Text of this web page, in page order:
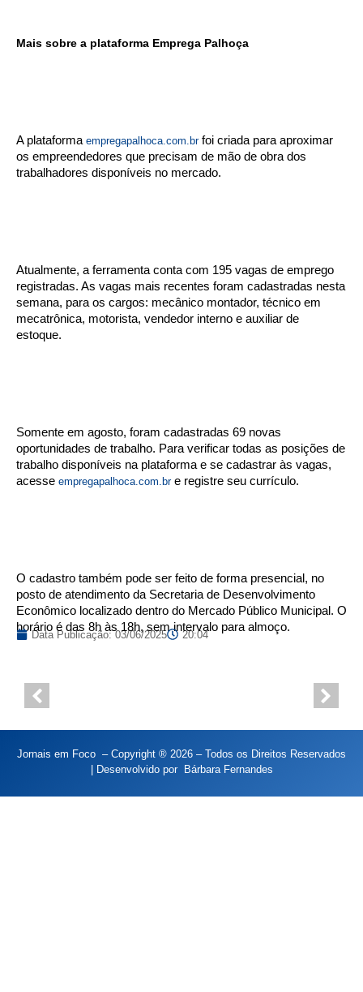
Mais sobre a plataforma Emprega Palhoça
A plataforma empregapalhoca.com.brfoi criada para aproximar
os empreendedores que precisam de mão de obra dos
trabalhadores disponíveis no mercado.
Atualmente, a ferramenta conta com 195 vagas de emprego
registradas. As vagas mais recentes foram cadastradas nesta
semana, para os cargos: mecânico montador, técnico em
mecatrônica, motorista, vendedor interno e auxiliar de
estoque.
Somente em agosto, foram cadastradas 69 novas
oportunidades de trabalho. Para verificar todas as posições de
trabalho disponíveis na plataforma e se cadastrar às vagas,
acesse empregapalhoca.com.bre registre seu currículo.
O cadastro também pode ser feito de forma presencial, no
posto de atendimento da Secretaria de Desenvolvimento
Econômico localizado dentro do Mercado Público Municipal. O
horário é das 8h às 18h, sem intervalo para almoço.
Data Publicação:03/06/2025 20:04
Jornais em Foco – Copyright ® 2026 – Todos os Direitos Reservados
| Desenvolvido por Bárbara Fernandes